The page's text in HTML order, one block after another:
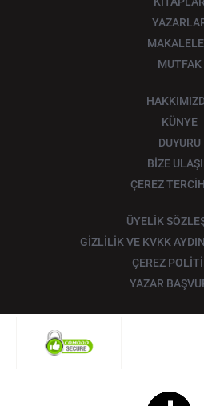
MUTFAK
KÜNYE
DUYURU
BİZE
ÇEREZ
ÜYELİK
GİZLİLİK VE KVKK
ÇEREZ
YAZAR